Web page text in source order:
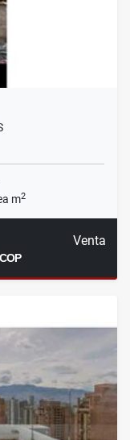
m2
Venta
COP